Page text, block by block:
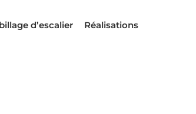
d’escalier Réalisations